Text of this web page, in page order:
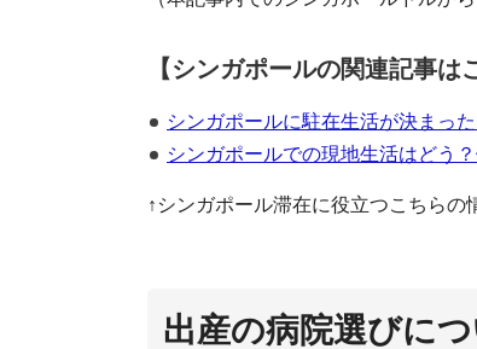
【シンガポールの関連記事は
シンガポールに駐在生活が決まっ
シンガポールでの現地生活はどう
↑シンガポール滞在に役立つこちらの
出産の病院選びに